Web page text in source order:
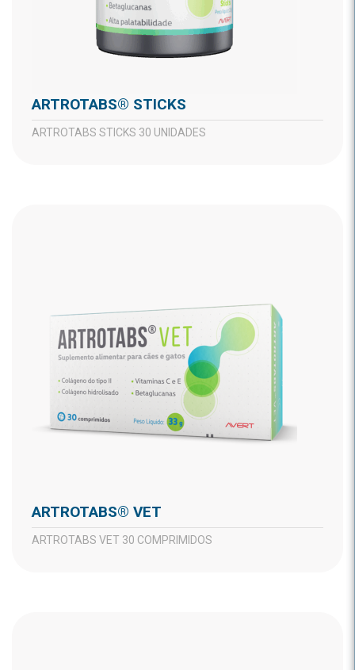
ARTROTABS® STICKS
ARTROTABS STICKS 30 UNIDADES
ARTROTABS® VET
ARTROTABS VET 30 COMPRIMIDOS